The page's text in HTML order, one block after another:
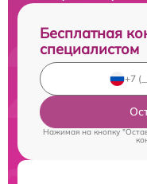
Бесплатная
специалистом
Нажимая на кнопку